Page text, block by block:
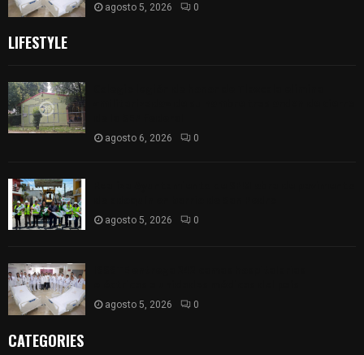
agosto 5, 2026 0
LIFESTYLE
agosto 6, 2026 0
agosto 5, 2026 0
agosto 5, 2026 0
CATEGORIES